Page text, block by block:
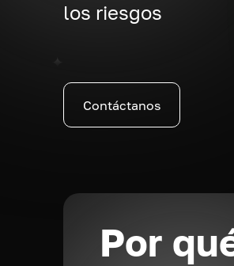
los riesgos
Contáctanos
Por